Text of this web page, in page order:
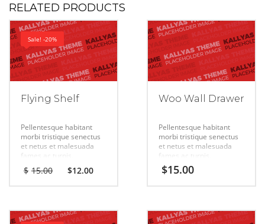
RELATED PRODUCTS
Sale! -20%
Flying Shelf
Pellentesque habitant
morbi tristique senectus
et netus et malesuada
fames ac turpis.
$ 15.00 Original
$12.00
Woo Wall Drawer
Pellentesque habitant
morbi tristique senectus
et netus et malesuada
fames ac turpis.
$15.00